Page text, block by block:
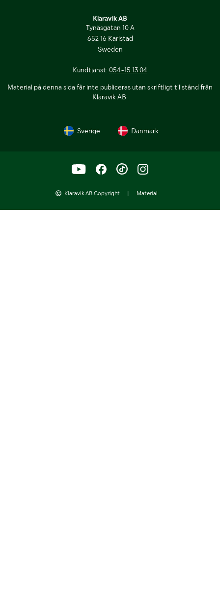
Klaravik AB
Tynäsgatan 10 A
652 16 Karlstad
Sweden
Kundtjänst: 054-15 13 04
Material på denna sida får inte publiceras utan skriftligt tillstånd från
Klaravik AB.
Sverige Danmark
Klaravik AB Copyright | Material